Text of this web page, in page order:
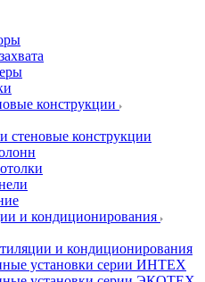
конструкции
стеновые конструкции
и кондиционирования
и кондиционирования
установки серии ИНТЕХ